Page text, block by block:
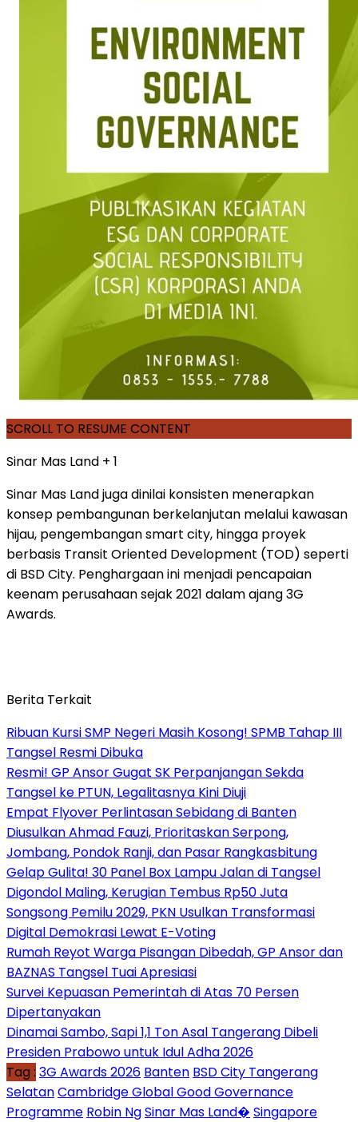
SCROLL TO RESUME CONTENT
Sinar Mas Land + 1
Sinar Mas Land juga dinilai konsisten menerapkan
konsep pembangunan berkelanjutan melalui kawasan
hijau, pengembangan smart city, hingga proyek
berbasis Transit Oriented Development (TOD) seperti
di BSD City. Penghargaan ini menjadi pencapaian
keenam perusahaan sejak 2021 dalam ajang 3G
Awards.
Berita Terkait
Ribuan Kursi SMP Negeri Masih Kosong! SPMB Tahap III
Tangsel Resmi Dibuka
Resmi! GP Ansor Gugat SK Perpanjangan Sekda
Tangsel ke PTUN, Legalitasnya Kini Diuji
Empat Flyover Perlintasan Sebidang di Banten
Diusulkan Ahmad Fauzi, Prioritaskan Serpong,
Jombang, Pondok Ranji, dan Pasar Rangkasbitung
Gelap Gulita! 30 Panel Box Lampu Jalan di Tangsel
Digondol Maling, Kerugian Tembus Rp50 Juta
Songsong Pemilu 2029, PKN Usulkan Transformasi
Digital Demokrasi Lewat E-Voting
Rumah Reyot Warga Pisangan Dibedah, GP Ansor dan
BAZNAS Tangsel Tuai Apresiasi
Survei Kepuasan Pemerintah di Atas 70 Persen
Dipertanyakan
Dinamai Sambo, Sapi 1,1 Ton Asal Tangerang Dibeli
Presiden Prabowo untuk Idul Adha 2026
Tag : 3G Awards 2026 Banten BSD City Tangerang
SelatanCambridge Global Good Governance
Programme Robin NgSinar Mas Land⁠� Singapore